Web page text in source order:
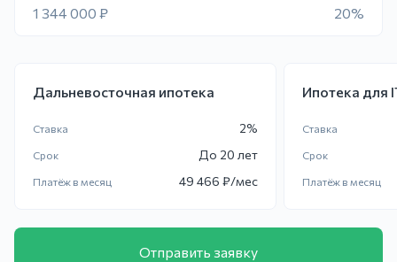
1 344 000 ₽ 20%
Дальневосточная ипотека
Ставка 2%
Срок До 20 лет
Платёж в месяц 49 466 ₽/мес
Ипотека для
Ставка
Срок
Платёж в месяц
Отправить заявку